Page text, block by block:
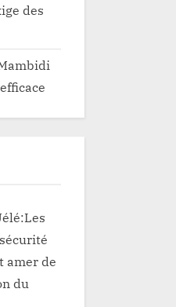
des
amer de
du